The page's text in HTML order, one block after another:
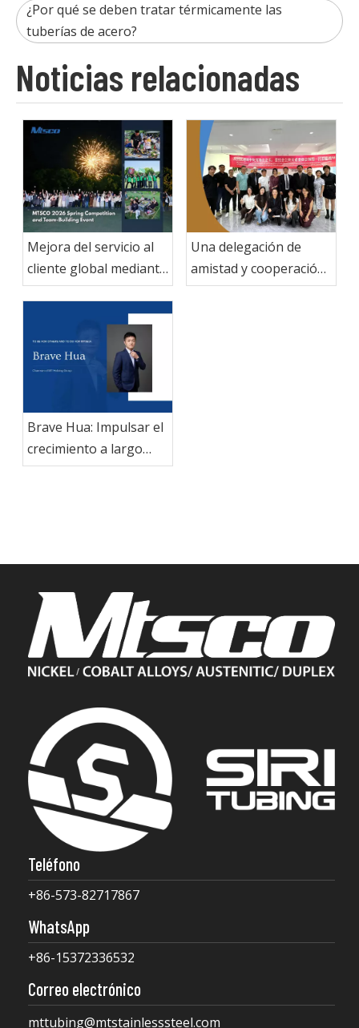
¿Por qué se deben tratar térmicamente las
tuberías de acero?
Noticias relacionadas
Mejora del servicio al
cliente global mediante
la colaboración
integrada en equipo
Una delegación de
amistad y cooperación
en Oriente Medio entre
Brave Hua: Impulsar el
crecimiento a largo
plazo de MTSCO
Teléfono
+86-573-82717867
WhatsApp
+86-15372336532
Correo electrónico
mttubing@mtstainlesssteel.com